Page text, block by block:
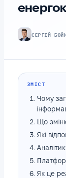
СЕРГІЙ
ЗМІСТ
Чому
Що
Які
Як це